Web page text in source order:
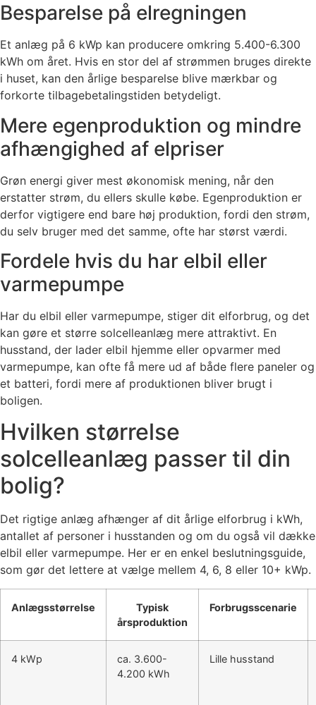
Besparelse på elregningen
Et anlæg på 6 kWp kan producere omkring 5.400-6.300
kWh om året. Hvis en stor del af strømmen bruges direkte
i huset, kan den årlige besparelse blive mærkbar og
forkorte tilbagebetalingstiden betydeligt.
Mere egenproduktion og mindre
afhængighed af elpriser
Grøn energi giver mest økonomisk mening, når den
erstatter strøm, du ellers skulle købe. Egenproduktion er
derfor vigtigere end bare høj produktion, fordi den strøm,
du selv bruger med det samme, ofte har størst værdi.
Fordele hvis du har elbil eller
varmepumpe
Har du elbil eller varmepumpe, stiger dit elforbrug, og det
kan gøre et større solcelleanlæg mere attraktivt. En
husstand, der lader elbil hjemme eller opvarmer med
varmepumpe, kan ofte få mere ud af både flere paneler og
et batteri, fordi mere af produktionen bliver brugt i
boligen.
Hvilken størrelse
solcelleanlæg passer til din
bolig?
Det rigtige anlæg afhænger af dit årlige elforbrug i kWh,
antallet af personer i husstanden og om du også vil dække
elbil eller varmepumpe. Her er en enkel beslutningsguide,
som gør det lettere at vælge mellem 4, 6, 8 eller 10+ kWp.
Anlægsstørrelse
Typisk
årsproduktion
Forbrugsscenarie
4 kWp
ca. 3.600-
4.200 kWh
Lille husstand